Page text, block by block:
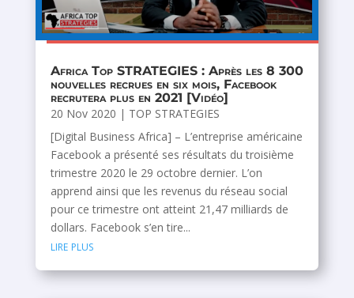
Africa Top STRATEGIES : Après les 8 300
nouvelles recrues en six mois, Facebook
recrutera plus en 2021 [Vidéo]
20 Nov 2020 | TOP STRATEGIES
[Digital Business Africa] – L’entreprise américaine
Facebook a présenté ses résultats du troisième
trimestre 2020 le 29 octobre dernier. L’on
apprend ainsi que les revenus du réseau social
pour ce trimestre ont atteint 21,47 milliards de
dollars. Facebook s’en tire...
lire plus